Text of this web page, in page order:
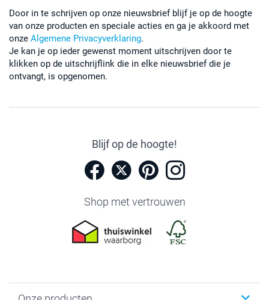
Door in te schrijven op onze nieuwsbrief blijf je op de hoogte
van onze producten en speciale acties en ga je akkoord met
onze Algemene Privacyverklaring.
Je kan je op ieder gewenst moment uitschrijven door te
klikken op de uitschrijflink die in elke nieuwsbrief die je
ontvangt, is opgenomen.
Blijf op de hoogte!
Shop met vertrouwen